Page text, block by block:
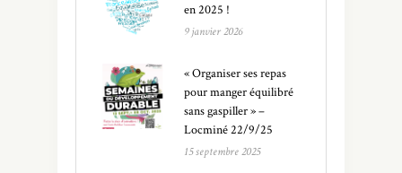
en 2025 !
9 janvier 2026
« Organiser ses repas
pour manger équilibré
sans gaspiller » –
Locminé 22/9/25
15 septembre 2025